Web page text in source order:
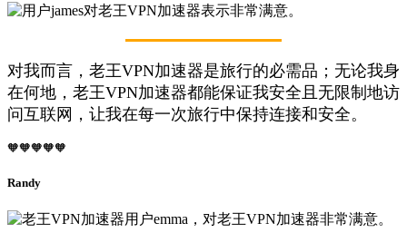
对我而言，老王VPN加速器是旅行的必需品；无论我身
在何地，老王VPN加速器都能保证我安全且无限制地访
问互联网，让我在每一次旅行中保持连接和安全。
🧡🧡🧡🧡🧡
Randy